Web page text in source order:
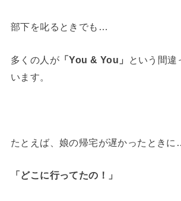
部下を叱るときでも…
多くの人が「You & You」
という間違
います。
たとえば、娘の帰宅が遅かったときに…
「どこに行ってたの！」